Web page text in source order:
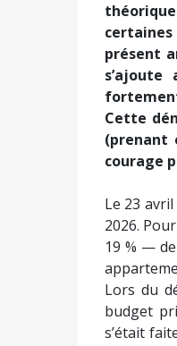
présent
Cette
(prenant
courage
Le 23
2026.
19 % —
Lors du
budget
s’était